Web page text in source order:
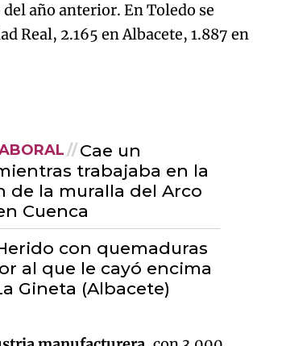
año anterior. En Toledo se
Real, 2.165 en Albacete, 1.887 en
Cae un
trabajaba en la
de la muralla del Arco
Cuenca
con quemaduras
al que le cayó encima
Gineta (Albacete)